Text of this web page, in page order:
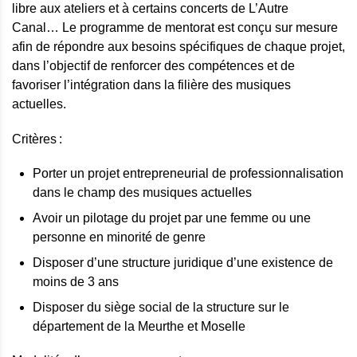
libre aux ateliers et à certains concerts de L’Autre
Canal… Le programme de mentorat est conçu sur mesure
afin de répondre aux besoins spécifiques de chaque projet,
dans l’objectif de renforcer des compétences et de
favoriser l’intégration dans la filière des musiques
actuelles.
Critères :
Porter un projet entrepreneurial de professionnalisation
dans le champ des musiques actuelles
Avoir un pilotage du projet par une femme ou une
personne en minorité de genre
Disposer d’une structure juridique d’une existence de
moins de 3 ans
Disposer du siège social de la structure sur le
département de la Meurthe et Moselle